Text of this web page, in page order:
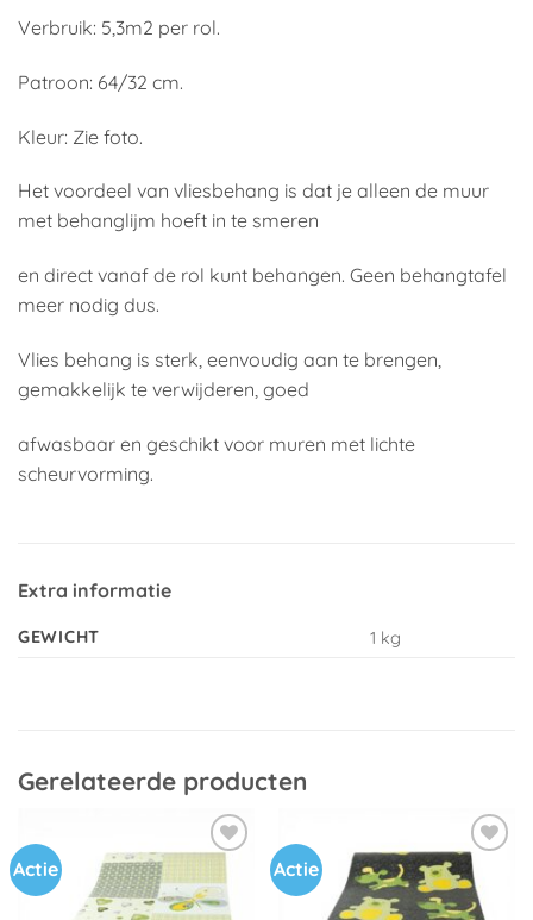
Verbruik: 5,3m2 per rol.
Patroon: 64/32 cm.
Kleur: Zie foto.
Het voordeel van vliesbehang is dat je alleen de muur
met behanglijm hoeft in te smeren
en direct vanaf de rol kunt behangen. Geen behangtafel
meer nodig dus.
Vlies behang is sterk, eenvoudig aan te brengen,
gemakkelijk te verwijderen, goed
afwasbaar en geschikt voor muren met lichte
scheurvorming.
Extra informatie
GEWICHT 1 kg
Gerelateerde producten
Actie
aan
verlanglijst
Actie
Toevoegen
aan
verlanglijst